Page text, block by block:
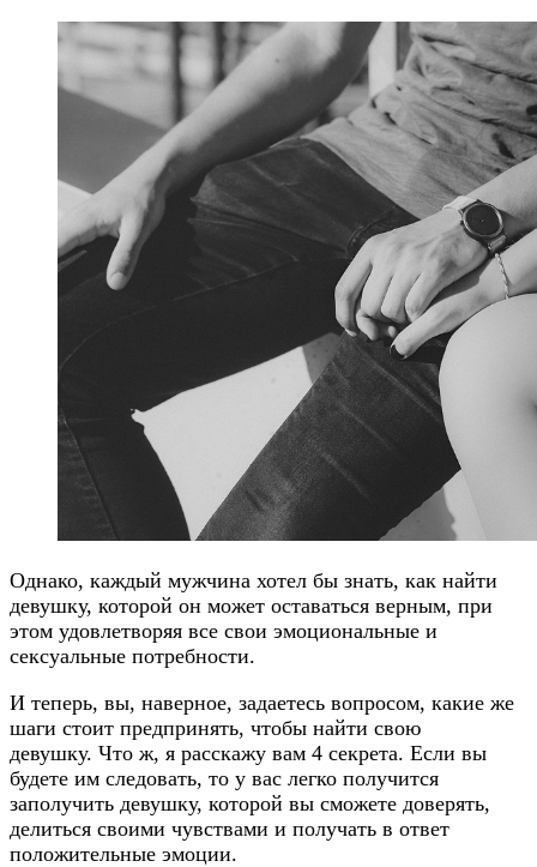
Однако, каждый мужчина хотел бы знать, как найти
девушку, которой он может оставаться верным, при
этом удовлетворяя все свои эмоциональные и
сексуальные потребности.
И теперь, вы, наверное, задаетесь вопросом, какие же
шаги стоит предпринять, чтобы найти свою
девушку. Что ж, я расскажу вам 4 секрета. Если вы
будете им следовать, то у вас легко получится
заполучить девушку, которой вы сможете доверять,
делиться своими чувствами и получать в ответ
положительные эмоции.